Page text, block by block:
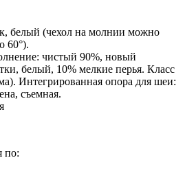
белый (чехол на молнии можно
60°).
чистый 90%, новый
белый, 10% мелкие перья. Класс
Интегрированная опора для шеи:
съемная.
по: